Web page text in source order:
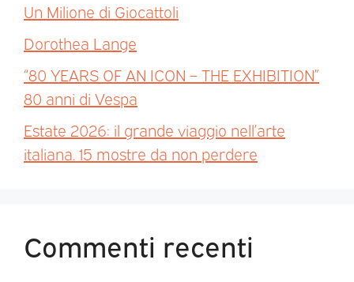
Un Milione di Giocattoli
Dorothea Lange
“80 YEARS OF AN ICON – THE EXHIBITION”
80 anni di Vespa
Estate 2026: il grande viaggio nell’arte
italiana. 15 mostre da non perdere
Commenti recenti